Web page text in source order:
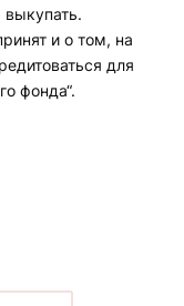
и о том, на
для
фонда“.